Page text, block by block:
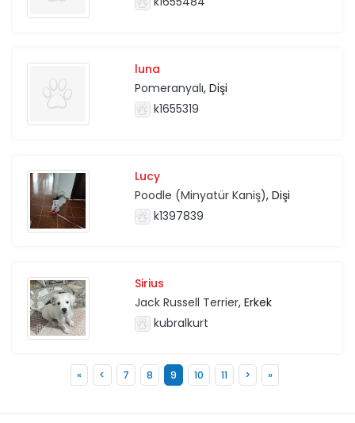
luna
Pomeranyalı, Dişi
k1655319
Lucy
Poodle (Minyatür Kaniş), Dişi
k1397839
Sirius
Jack Russell Terrier, Erkek
kubralkurt
« < 7 8 9 10 11 > »